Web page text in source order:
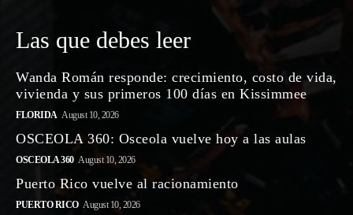
Las que debes leer
Wanda Román responde: crecimiento, costo de vida,
vivienda y sus primeros 100 días en Kissimmee
FLORIDA August 10, 2026
OSCEOLA 360: Osceola vuelve hoy a las aulas
OSCEOLA 360 August 10, 2026
Puerto Rico vuelve al racionamiento
PUERTO RICO August 10, 2026